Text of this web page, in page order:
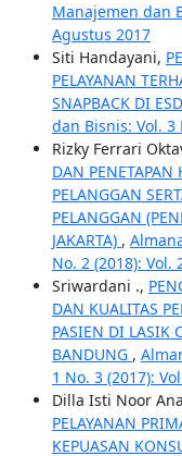
Manajemen dan
Agustus 2017
Siti Handayani,
PELAYANAN
SNAPBACK DI
dan Bisnis: Vol. 3
Rizky Ferrari
DAN PENETAPAN
PELANGGAN
PELANGGAN
JAKARTA) ,
No. 2 (2018):
Sriwardani .,
DAN KUALITAS
PASIEN DI LASIK
BANDUNG ,
1 No. 3 (2017):
Dilla Isti Noor
PELAYANAN
KEPUASAN